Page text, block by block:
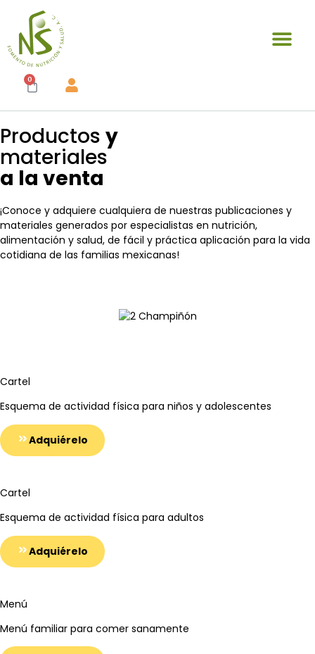
0
Productos y
materiales
a la venta
¡Conoce y adquiere cualquiera de nuestras publicaciones y
materiales generados por especialistas en nutrición,
alimentación y salud, de fácil y práctica aplicación para la vida
cotidiana de las familias mexicanas!
Cartel
Esquema de actividad física para niños y adolescentes
Adquiérelo
Cartel
Esquema de actividad física para adultos
Adquiérelo
Menú
Menú familiar para comer sanamente